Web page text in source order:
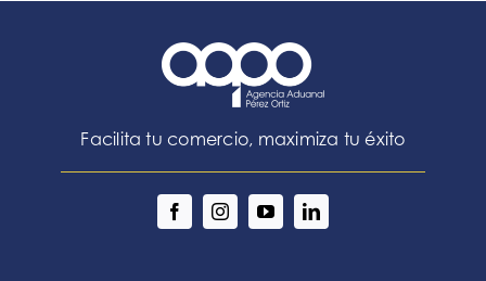
Facilita tu comercio, maximiza tu éxito